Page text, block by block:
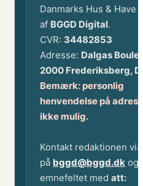
Danmarks Hus & Have
af BGGD Digital.
CVR: 34482853
Adresse: Dalgas
2000 Frederiksberg,
Bemærk: personlig
henvendelse på
ikke mulig.
Kontakt redaktionen
på bggd@bggd.dk og
emnefeltet med att: